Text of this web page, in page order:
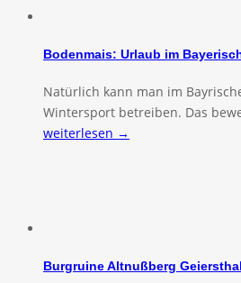
Bodenmais: Urlaub im
Natürlich kann man im
Wintersport betreiben. Das
weiterlesen →
Burgruine Altnußberg Geiersthal